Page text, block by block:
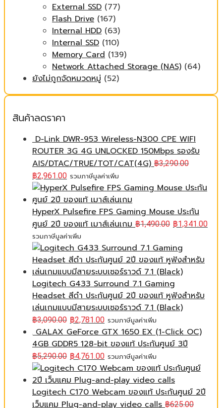
External SSD (77)
Flash Drive (167)
Internal HDD (63)
Internal SSD (110)
Memory Card (139)
Network Attached Storage (NAS) (64)
ยังไม่ถูกจัดหมวดหมู่ (52)
สินค้าลดราคา
D-Link DWR-953 Wireless-N300 CPE WIFI
ROUTER 3G 4G UNLOCKED 150Mbps รองรับ
AIS/DTAC/TRUE/TOT/CAT(4G) ฿3,290.00
฿2,961.00 รวมภาษีมูลค่าเพิ่ม
HyperX Pulsefire FPS Gaming Mouse ประกัน
ศูนย์ 2ปี ของแท้ เมาส์เล่นเกม ฿1,490.00 ฿1,341.00
รวมภาษีมูลค่าเพิ่ม
Logitech G433 Surround 7.1 Gaming
Headset สีดำ ประกันศูนย์ 2ปี ของแท้ หูฟังสำหรับ
เล่นเกมแบบมีสายระบบเซอร์ราวด์ 7.1 (Black)
฿3,090.00 ฿2,781.00 รวมภาษีมูลค่าเพิ่ม
GALAX GeForce GTX 1650 EX (1-Click OC)
4GB GDDR5 128-bit ของแท้ ประกันศูนย์ 3ปี
฿5,290.00 ฿4,761.00 รวมภาษีมูลค่าเพิ่ม
Logitech C170 Webcam ของแท้ ประกันศูนย์ 2ปี
เว็บแคม Plug-and-play video calls ฿625.00